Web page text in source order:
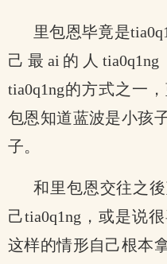
里包恩毕竟是
己最ai的人
tia0q1ng的方式之一
包恩知道蓝波是小孩
子。
和里包恩交往之
己tia0q1ng，或是说
这样的情形自己根本